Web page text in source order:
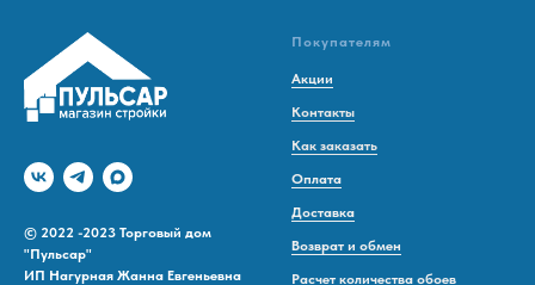
© 2022 -2023 Торговый дом
"Пульсар"
ИП Нагурная Жанна Евгеньевна
Покупателям
Акции
Контакты
Как заказать
Оплата
Доставка
Возврат и обмен
Расчет количества обоев